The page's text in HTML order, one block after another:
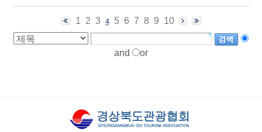
1 2 3 4 5 6 7 8 9 10
and or